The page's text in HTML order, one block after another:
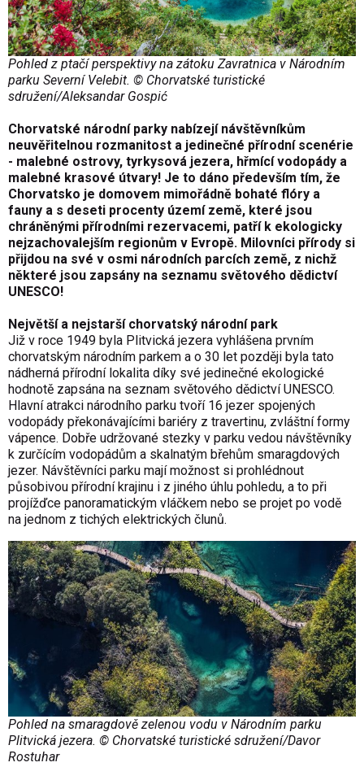
Pohled z ptačí perspektivy na zátoku Zavratnica v Národním
parku Severní Velebit. © Chorvatské turistické
sdružení/Aleksandar Gospić
Chorvatské národní parky nabízejí návštěvníkům
neuvěřitelnou rozmanitost a jedinečné přírodní scenérie
- malebné ostrovy, tyrkysová jezera, hřmící vodopády a
malebné krasové útvary! Je to dáno především tím, že
Chorvatsko je domovem mimořádně bohaté flóry a
fauny a s deseti procenty území země, které jsou
chráněnými přírodními rezervacemi, patří k ekologicky
nejzachovalejším regionům v Evropě. Milovníci přírody si
přijdou na své v osmi národních parcích země, z nichž
některé jsou zapsány na seznamu světového dědictví
UNESCO!
Největší a nejstarší chorvatský národní park
Již v roce 1949 byla Plitvická jezera vyhlášena prvním
chorvatským národním parkem a o 30 let později byla tato
nádherná přírodní lokalita díky své jedinečné ekologické
hodnotě zapsána na seznam světového dědictví UNESCO.
Hlavní atrakci národního parku tvoří 16 jezer spojených
vodopády překonávajícími bariéry z travertinu, zvláštní formy
vápence. Dobře udržované stezky v parku vedou návštěvníky
k zurčícím vodopádům a skalnatým břehům smaragdových
jezer. Návštěvníci parku mají možnost si prohlédnout
působivou přírodní krajinu i z jiného úhlu pohledu, a to při
projížďce panoramatickým vláčkem nebo se projet po vodě
na jednom z tichých elektrických člunů.
Pohled na smaragdově zelenou vodu v Národním parku
Plitvická jezera. © Chorvatské turistické sdružení/Davor
Rostuhar